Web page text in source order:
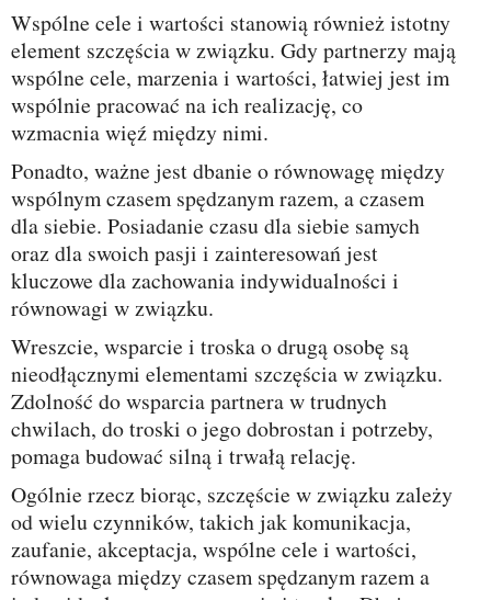
Wspólne cele i wartości stanowią również istotny
element szczęścia w związku. Gdy partnerzy mają
wspólne cele, marzenia i wartości, łatwiej jest im
wspólnie pracować na ich realizację, co
wzmacnia więź między nimi.
Ponadto, ważne jest dbanie o równowagę między
wspólnym czasem spędzanym razem, a czasem
dla siebie. Posiadanie czasu dla siebie samych
oraz dla swoich pasji i zainteresowań jest
kluczowe dla zachowania indywidualności i
równowagi w związku.
Wreszcie, wsparcie i troska o drugą osobę są
nieodłącznymi elementami szczęścia w związku.
Zdolność do wsparcia partnera w trudnych
chwilach, do troski o jego dobrostan i potrzeby,
pomaga budować silną i trwałą relację.
Ogólnie rzecz biorąc, szczęście w związku zależy
od wielu czynników, takich jak komunikacja,
zaufanie, akceptacja, wspólne cele i wartości,
równowaga między czasem spędzanym razem a